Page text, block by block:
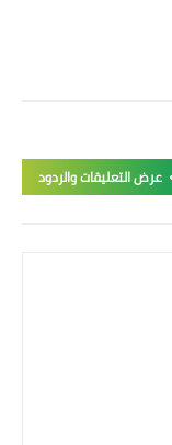
عرض التعليقات والردود